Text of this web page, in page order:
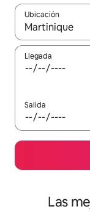
Ubicación
Cuando los
Llegada
Salida
Las